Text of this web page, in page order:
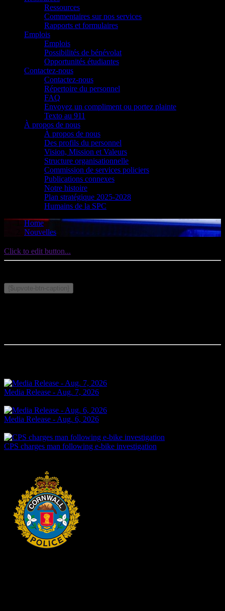
Ressources
Commentaires sur nos services
Rapports et formulaires
Emplois
Emplois
Possibilités de bénévolat
Opportunités étudiantes
Contactez-nous
Contactez-nous
Répertoire du personnel
FAQ
Envoyez un compliment ou portez plainte
Texto au 911
À propos de nous
À propos de nous
Des profils du personnel
Vision, Mission et Valeurs
Structure organisationnelle
Commission de services policiers
Publications connexes
Notre histoire
Plan stratégique 2025-2028
Humains de la SPC
Home
Nouvelles
Click to edit button...
{$upvote-btn-caption}
Media Release - Aug. 7, 2026
Media Release - Aug. 6, 2026
CPS charges man following e-bike investigation